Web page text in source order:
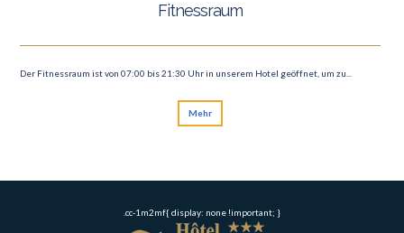
Fitnessraum
Der Fitnessraum ist von 07:00 bis 21:30 Uhr in unserem Hotel geöffnet, um zu...
Mehr
.cc-1m2mf{ display: none !important; }